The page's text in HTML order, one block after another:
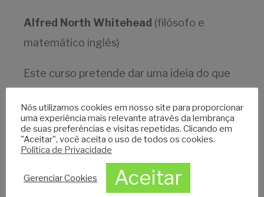
Alfred North Whitehead (filósofo e
matemático inglês)
Este curso pretende dar uma ideia do que
período clássico, através da figura de
Sócrates, como retratado por seu discípulo
Platão, que fez dele a personagem central
da maioria de seus Diálogos.
Nós utilizamos cookies em nosso site para proporcionar
uma experiência mais relevante através da lembrança
de suas preferências e visitas repetidas. Clicando em
"Aceitar", você aceita o uso de todos os cookies.
Política de Privacidade
Gerenciar Cookies Aceitar